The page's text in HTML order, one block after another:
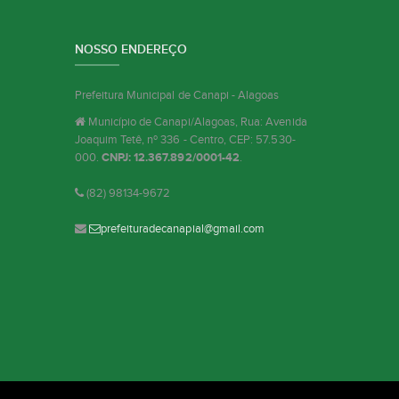
NOSSO ENDEREÇO
Prefeitura Municipal de Canapi - Alagoas
Município de Canapi/Alagoas, Rua: Avenida
Joaquim Tetê, nº 336 - Centro, CEP: 57.530-
000. CNPJ: 12.367.892/0001-42.
(82) 98134-9672
prefeituradecanapial@gmail.com